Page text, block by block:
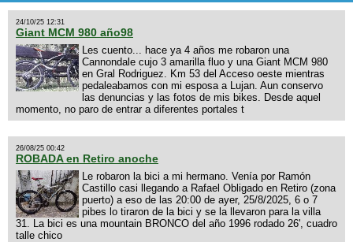
24/10/25 12:31
Giant MCM 980 año98
Les cuento... hace ya 4 años me robaron una
Cannondale cujo 3 amarilla fluo y una Giant MCM 980
en Gral Rodriguez. Km 53 del Acceso oeste mientras
pedaleabamos con mi esposa a Lujan. Aun conservo
las denuncias y las fotos de mis bikes. Desde aquel
momento, no paro de entrar a diferentes portales t
26/08/25 00:42
ROBADA en Retiro anoche
Le robaron la bici a mi hermano. Venía por Ramón
Castillo casi llegando a Rafael Obligado en Retiro (zona
puerto) a eso de las 20:00 de ayer, 25/8/2025, 6 o 7
pibes lo tiraron de la bici y se la llevaron para la villa
31. La bici es una mountain BRONCO del año 1996 rodado 26', cuadro
talle chico